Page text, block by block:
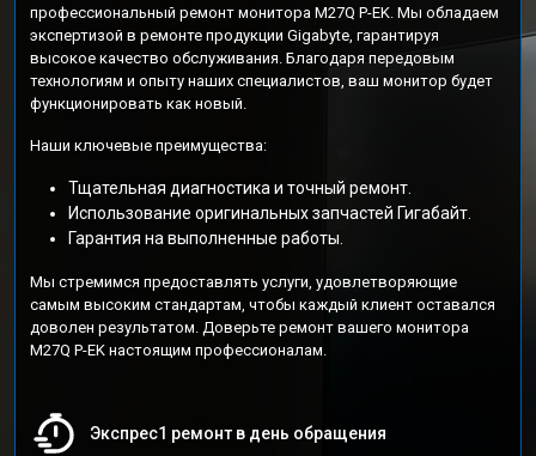
профессиональный ремонт монитора M27Q P-EK. Мы обладаем
экспертизой в ремонте продукции Gigabyte, гарантируя
высокое качество обслуживания. Благодаря передовым
технологиям и опыту наших специалистов, ваш монитор будет
функционировать как новый.
Наши ключевые преимущества:
Тщательная диагностика и точный ремонт.
Использование оригинальных запчастей Гигабайт.
Гарантия на выполненные работы.
Мы стремимся предоставлять услуги, удовлетворяющие
самым высоким стандартам, чтобы каждый клиент оставался
доволен результатом. Доверьте ремонт вашего монитора
M27Q P-EK настоящим профессионалам.
Экспрес1 ремонт в день обращения